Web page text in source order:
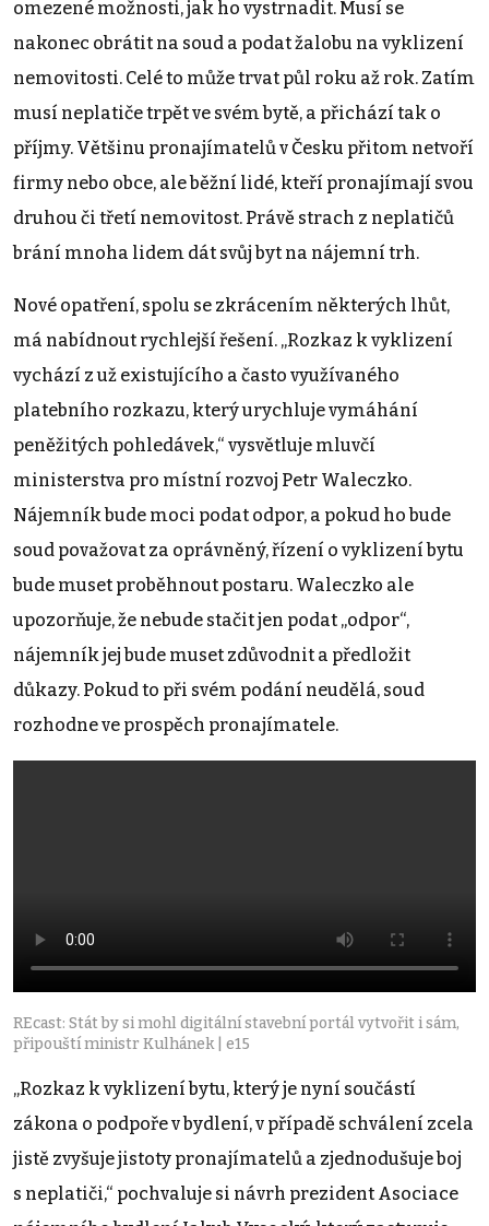
omezené možnosti, jak ho vystrnadit. Musí se
nakonec obrátit na soud a podat žalobu na vyklizení
nemovitosti. Celé to může trvat půl roku až rok. Zatím
musí neplatiče trpět ve svém bytě, a přichází tak o
příjmy. Většinu pronajímatelů v Česku přitom netvoří
firmy nebo obce, ale běžní lidé, kteří pronajímají svou
druhou či třetí nemovitost. Právě strach z neplatičů
brání mnoha lidem dát svůj byt na nájemní trh.
Nové opatření, spolu se zkrácením některých lhůt,
má nabídnout rychlejší řešení. „Rozkaz k vyklizení
vychází z už existujícího a často využívaného
platebního rozkazu, který urychluje vymáhání
peněžitých pohledávek,“ vysvětluje mluvčí
ministerstva pro místní rozvoj Petr Waleczko.
Nájemník bude moci podat odpor, a pokud ho bude
soud považovat za oprávněný, řízení o vyklizení bytu
bude muset proběhnout postaru. Waleczko ale
upozorňuje, že nebude stačit jen podat „odpor“,
nájemník jej bude muset zdůvodnit a předložit
důkazy. Pokud to při svém podání neudělá, soud
rozhodne ve prospěch pronajímatele.
REcast: Stát by si mohl digitální stavební portál vytvořit i sám,
připouští ministr Kulhánek | e15
„Rozkaz k vyklizení bytu, který je nyní součástí
zákona o podpoře v bydlení, v případě schválení zcela
jistě zvyšuje jistoty pronajímatelů a zjednodušuje boj
s neplatiči,“ pochvaluje si návrh prezident Asociace